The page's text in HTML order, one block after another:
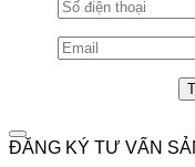
ĐĂNG KÝ TƯ VẤN